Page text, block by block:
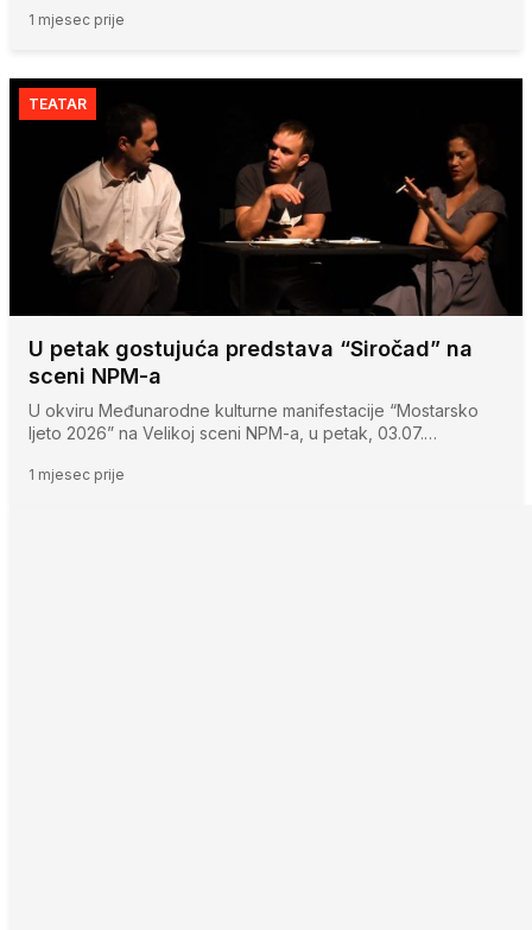
1 mjesec prije
TEATAR
U petak gostujuća predstava “Siročad” na
sceni NPM-a
U okviru Međunarodne kulturne manifestacije “Mostarsko
ljeto 2026” na Velikoj sceni NPM-a, u petak, 03.07.…
1 mjesec prije